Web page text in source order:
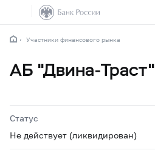
Участники финансового рынка
АБ "Двина-Траст"
Статус
Не действует (ликвидирован)